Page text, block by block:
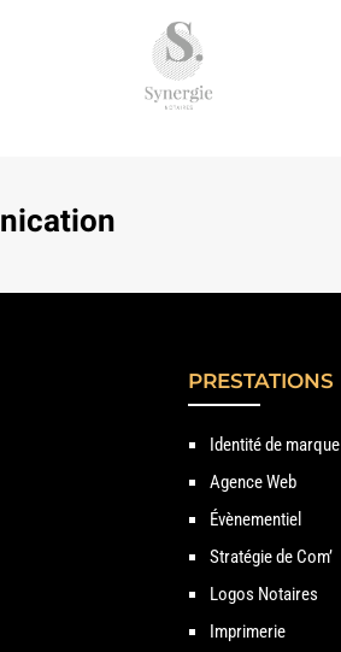
PRESTATIONS
Identité de marque
Agence Web
Évènementiel
Stratégie de Com’
Logos Notaires
Imprimerie